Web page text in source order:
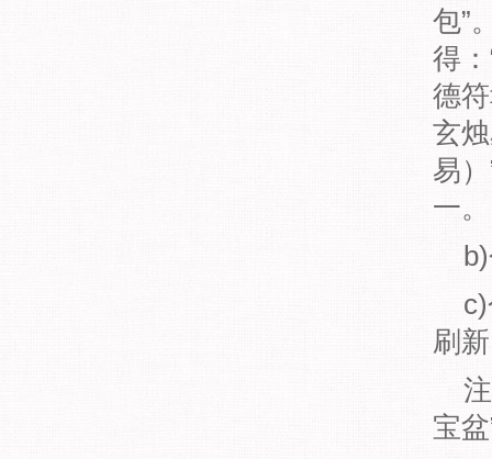
包”
得
德
玄
易
一。
b)
c)
刷
注
宝